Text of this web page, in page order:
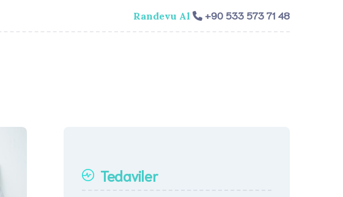
Randevu Al +90 533 573 71 48
Tedaviler